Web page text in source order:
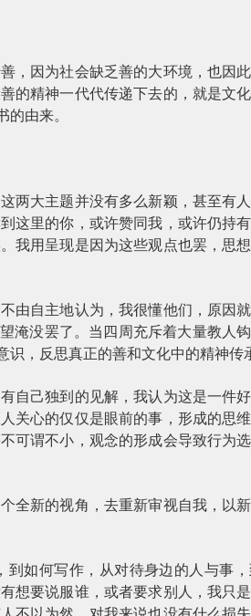
，因为社会缺乏善的大环境，也因
的精神一代代传递下去的，就是文
由来。
两大主题并没有多么新颖，甚至有
这里的你，或许赞同我，或许仍持
我用呈现是因为这些观点也罢，思
由自主地认为，我很懂他们，原因
淹没罢了。当四周充斥着大量教人
，反思真正的善和文化中的精神传
自己独到的见解，我认为这是一件
关心的仅仅是眼前的事，形成的思
可谓不小，观念的形成会导致行为
全新的视角，去重新审视自我，以
如何写作，从对待身边的人与事
想要说服谁，或者要求别人，我只